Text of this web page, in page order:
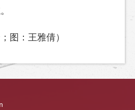
图：王雅倩）